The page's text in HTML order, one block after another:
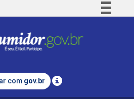
Comunica BR
Legislação
com gov.br